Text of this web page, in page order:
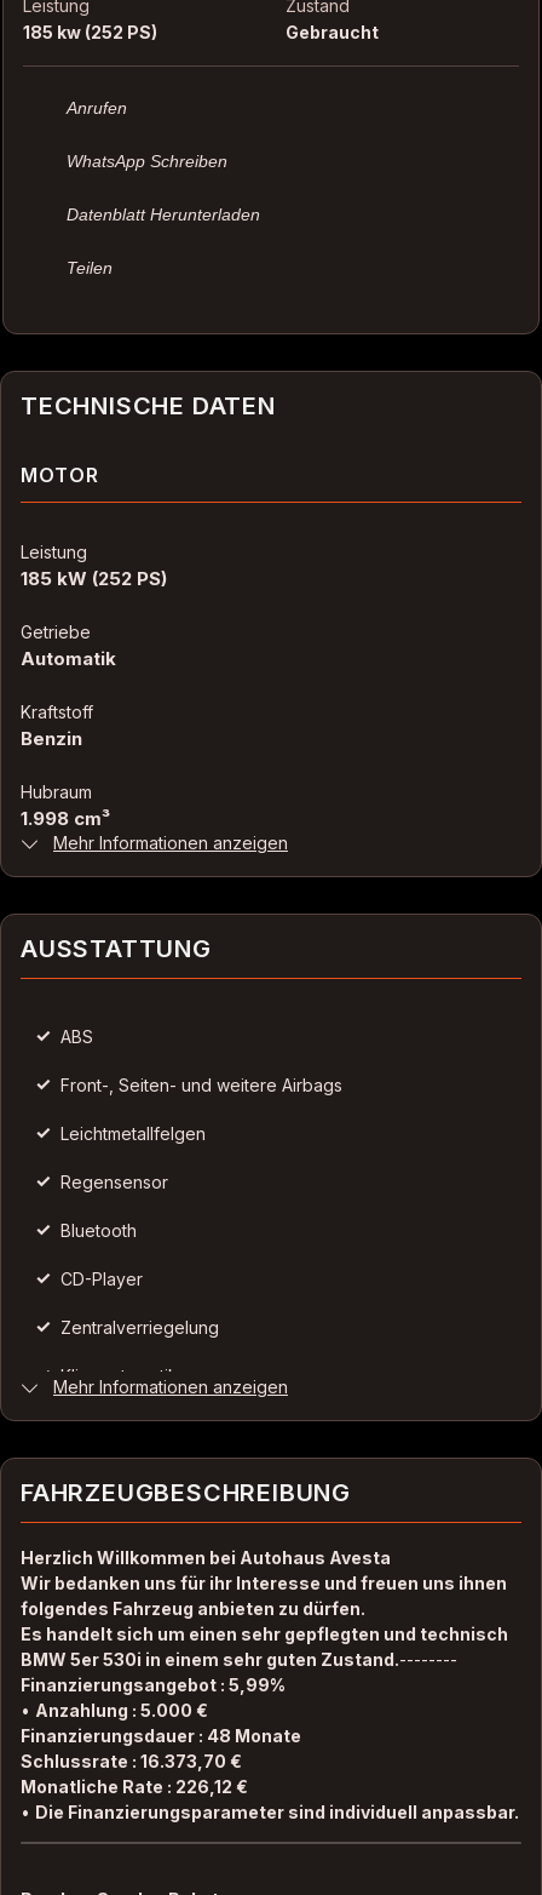
Leistung
185 kw (252 PS)
Zustand
Gebraucht
Anrufen
WhatsApp Schreiben
Datenblatt Herunterladen
Teilen
TECHNISCHE DATEN
MOTOR
Leistung
185 kW (252 PS)
Getriebe
Automatik
Kraftstoff
Benzin
Hubraum
1.998 cm³
Antriebsart
Zylinder
4
Karosserieform
HISTORIE
37.000 km
Erstzulassung
2017-05
Zustand
Gebraucht
KASCHMIRSILBER
AUSSTATTUNG
Anzahl der Türen
4/5
Anzahl Sitzplätze
5
Mehr Informationen anzeigen
AUSSTATTUNG
✓ ABS
✓ Front-, Seiten- und weitere Airbags
✓ Leichtmetallfelgen
✓ Regensensor
✓ Bluetooth
✓ CD-Player
✓ Zentralverriegelung
✓ Klimaautomatik
✓ Elektrische Außenspiegel
✓ ESP
✓ Freisprecheinrichtung
✓ Wegfahrsperre
✓ Isofix
✓ Multifunktionslenkrad
✓ LED-Scheinwerfer
✓ Servolenkung
Mehr Informationen anzeigen
FAHRZEUGBESCHREIBUNG
Herzlich Willkommen bei Autohaus Avesta
Wir bedanken uns für ihr Interesse und freuen uns ihnen
folgendes Fahrzeug anbieten zu dürfen.
Es handelt sich um einen sehr gepflegten und technisch
BMW 5er 530i in einem sehr guten Zustand.--------
Finanzierungsangebot : 5,99%
• Anzahlung : 5.000 €
Finanzierungsdauer : 48 Monate
Schlussrate : 16.373,70 €
Monatliche Rate : 226,12 €
• Die Finanzierungsparameter sind individuell anpassbar.